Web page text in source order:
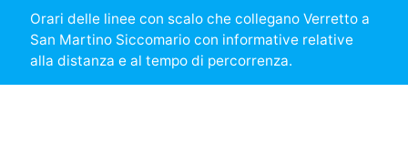
Orari delle linee con scalo che collegano Verretto a
San Martino Siccomario con informative relative
alla distanza e al tempo di percorrenza.